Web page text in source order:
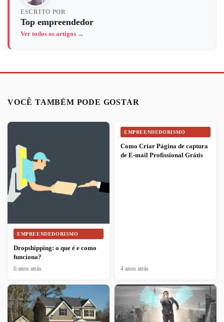
ESCRITO POR
Top empreendedor
Ver todos os artigos →
VOCÊ TAMBÉM PODE GOSTAR
EMPREENDEDORISMO
Dropshipping: o que é e como
funciona?
6 anos atrás
EMPREENDEDORISMO
Como Criar Página de captura
de E-mail Profissional Grátis
4 anos atrás